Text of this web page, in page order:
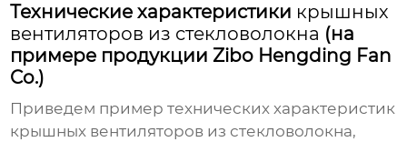
Технические характеристики крышных
вентиляторов из стекловолокна (на
примере продукции Zibo Hengding Fan
Co.)
Приведем пример технических характеристик
крышных вентиляторов из стекловолокна,